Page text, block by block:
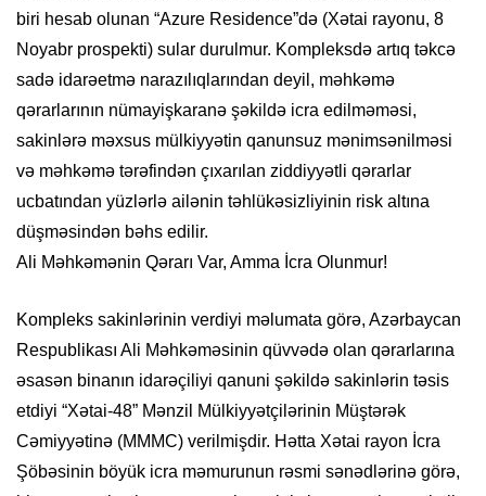
biri hesab olunan “Azure Residence”də (Xətai rayonu, 8
Noyabr prospekti) sular durulmur. Kompleksdə artıq təkcə
sadə idarəetmə narazılıqlarından deyil, məhkəmə
qərarlarının nümayişkaranə şəkildə icra edilməməsi,
sakinlərə məxsus mülkiyyətin qanunsuz mənimsənilməsi
və məhkəmə tərəfindən çıxarılan ziddiyyətli qərarlar
ucbatından yüzlərlə ailənin təhlükəsizliyinin risk altına
düşməsindən bəhs edilir.
​Ali Məhkəmənin Qərarı Var, Amma İcra Olunmur!
​Kompleks sakinlərinin verdiyi məlumata görə, Azərbaycan
Respublikası Ali Məhkəməsinin qüvvədə olan qərarlarına
əsasən binanın idarəçiliyi qanuni şəkildə sakinlərin təsis
etdiyi “Xətai-48” Mənzil Mülkiyyətçilərinin Müştərək
Cəmiyyətinə (MMMC) verilmişdir. Hətta Xətai rayon İcra
Şöbəsinin böyük icra məmurunun rəsmi sənədlərinə görə,